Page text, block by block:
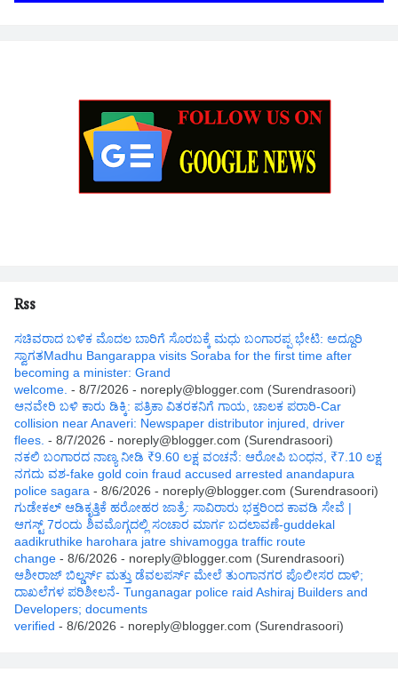
Rss
ಸಚಿವರಾದ ಬಳಿಕ ಮೊದಲ ಬಾರಿಗೆ ಸೊರಬಕ್ಕೆ ಮಧು ಬಂಗಾರಪ್ಪ ಭೇಟಿ: ಅದ್ದೂರಿ
ಸ್ವಾಗತMadhu Bangarappa visits Soraba for the first time after
becoming a minister: Grand
welcome. - 8/7/2026 - noreply@blogger.com (Surendrasoori)
ಆನವೇರಿ ಬಳಿ ಕಾರು ಡಿಕ್ಕಿ: ಪತ್ರಿಕಾ ವಿತರಕನಿಗೆ ಗಾಯ, ಚಾಲಕ ಪರಾರಿ-Car
collision near Anaveri: Newspaper distributor injured, driver
flees. - 8/7/2026 - noreply@blogger.com (Surendrasoori)
ನಕಲಿ ಬಂಗಾರದ ನಾಣ್ಯ ನೀಡಿ ₹9.60 ಲಕ್ಷ ವಂಚನೆ: ಆರೋಪಿ ಬಂಧನ, ₹7.10 ಲಕ್ಷ
ನಗದು ವಶ-fake gold coin fraud accused arrested anandapura
police sagara - 8/6/2026 - noreply@blogger.com (Surendrasoori)
ಗುಡೇಕಲ್ ಆಡಿಕೃತ್ತಿಕೆ ಹರೋಹರ ಜಾತ್ರೆ: ಸಾವಿರಾರು ಭಕ್ತರಿಂದ ಕಾವಡಿ ಸೇವೆ |
ಆಗಸ್ಟ್ 7ರಂದು ಶಿವಮೊಗ್ಗದಲ್ಲಿ ಸಂಚಾರ ಮಾರ್ಗ ಬದಲಾವಣೆ-guddekal
aadikruthike harohara jatre shivamogga traffic route
change - 8/6/2026 - noreply@blogger.com (Surendrasoori)
ಆಶೀರಾಜ್ ಬಿಲ್ಡರ್ಸ್ ಮತ್ತು ಡೆವಲಪರ್ಸ್ ಮೇಲೆ ತುಂಗಾನಗರ ಪೊಲೀಸರ ದಾಳಿ;
ದಾಖಲೆಗಳ ಪರಿಶೀಲನೆ- Tunganagar police raid Ashiraj Builders and
Developers; documents
verified - 8/6/2026 - noreply@blogger.com (Surendrasoori)